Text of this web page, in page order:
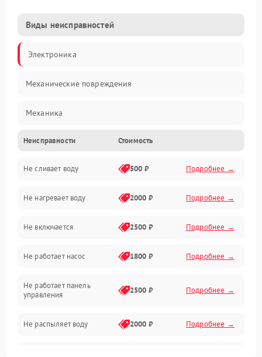
Виды неисправностей
Электроника
Механические повреждения
Механика
Управление
Электропитание
Датчики
Нагрев
Вода
Гигиена
Неисправности Стоимость
Не сливает воду 500 ₽ Подробнее →
Не нагревает воду 2000 ₽ Подробнее →
Не включается 2500 ₽ Подробнее →
Не работает насос 1800 ₽ Подробнее →
Не работает панель
управления
2500 ₽ Подробнее →
Не распыляет воду 2000 ₽ Подробнее →